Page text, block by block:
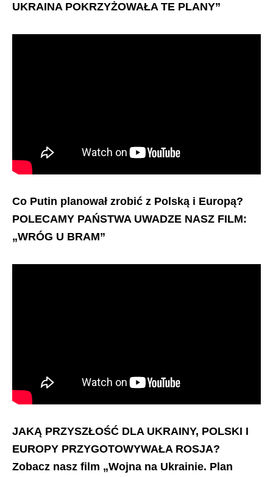
UKRAINA POKRZYŻOWAŁA TE PLANY”
Co Putin planował zrobić z Polską i Europą?
POLECAMY PAŃSTWA UWADZE NASZ FILM:
„WRÓG U BRAM”
JAKĄ PRZYSZŁOŚĆ DLA UKRAINY, POLSKI I
EUROPY PRZYGOTOWYWAŁA ROSJA?
Zobacz nasz film „Wojna na Ukrainie. Plan